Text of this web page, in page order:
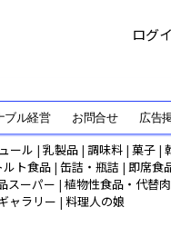
ログ
ブル経営 お問合せ 広告
ール | 乳製品 | 調味料 | 菓子 |
ルト食品 | 缶詰・瓶詰 | 即席食
スーパー | 植物性食品・代替
ャラリー | 料理人の娘